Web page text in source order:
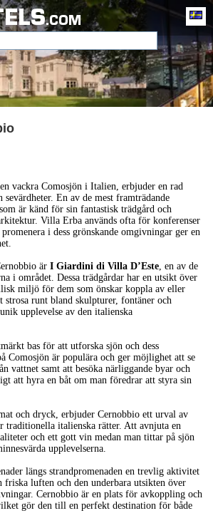
.COM
vackra Comosjön i Italien, erbjuder en rad
sevärdheter. En av de mest framträdande
är känd för sin fantastisk trädgård och
Villa Erba används ofta för konferenser
i dess grönskande omgivningar ger en
är I Giardini di Villa D’Este, en av de
i området. Dessa trädgårdar har en utsikt över
miljö för dem som önskar koppla av eller
strosa runt bland skulpturer, fontäner och
upplevelse av den italienska
bas för att utforska sjön och dess
Comosjön är populära och ger möjlighet att se
vattnet samt att besöka närliggande byar och
att hyra en båt om man föredrar att styra sin
och dryck, erbjuder Cernobbio ett urval av
traditionella italienska rätter. Att avnjuta en
och ett gott vin medan man tittar på sjön
upplevelserna.
längs strandpromenaden en trevlig aktivitet
friska luften och den underbara utsikten över
Cernobbio är en plats för avkoppling och
gör den till en perfekt destination för både